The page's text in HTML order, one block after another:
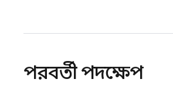
পরবর্তী পদক্ষেপ